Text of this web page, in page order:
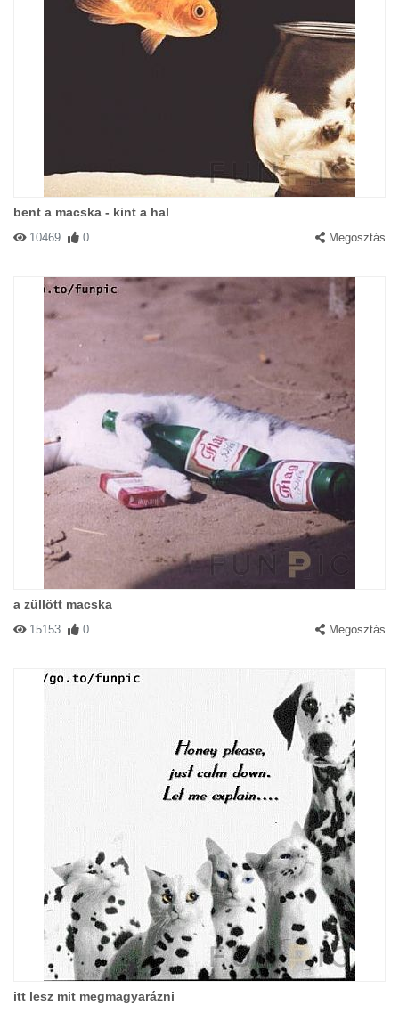
bent a macska - kint a hal
10469 0 Megosztás
a züllött macska
15153 0 Megosztás
itt lesz mit megmagyarázni